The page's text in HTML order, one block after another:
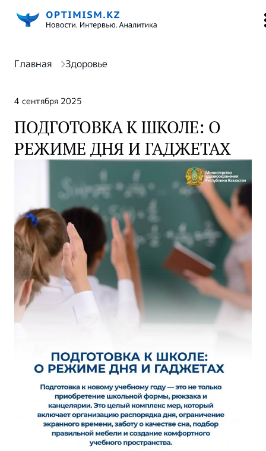
Главная Здоровье
4 сентября 2025
ПОДГОТОВКА К ШКОЛЕ: О
РЕЖИМЕ ДНЯ И ГАДЖЕТАХ